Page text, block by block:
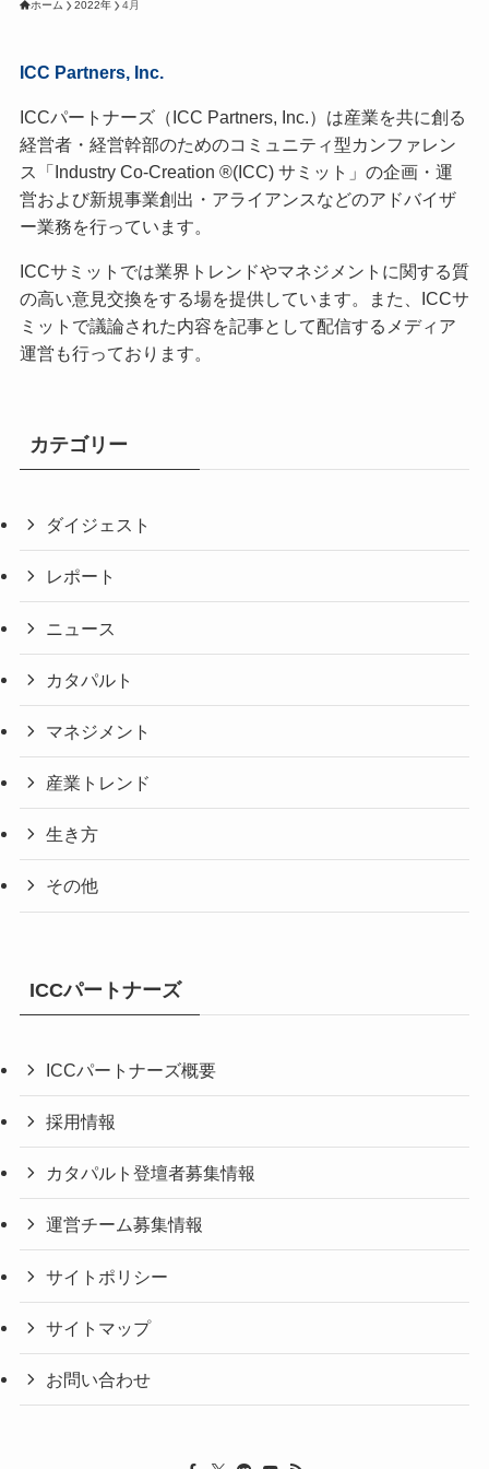
ホーム 2022年 4月
ICC Partners, Inc.
ICCパートナーズ（ICC Partners, Inc.）は産業を共に創る
経営者・経営幹部のためのコミュニティ型カンファレン
ス「Industry Co-Creation ®(ICC) サミット」の企画・運
営および新規事業創出・アライアンスなどのアドバイザ
ー業務を行っています。
ICCサミットでは業界トレンドやマネジメントに関する質
の高い意見交換をする場を提供しています。また、ICCサ
ミットで議論された内容を記事として配信するメディア
運営も行っております。
カテゴリー
ダイジェスト
レポート
ニュース
カタパルト
マネジメント
産業トレンド
生き方
その他
ICCパートナーズ
ICCパートナーズ概要
採用情報
カタパルト登壇者募集情報
運営チーム募集情報
サイトポリシー
サイトマップ
お問い合わせ